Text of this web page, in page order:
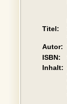
Titel:
Autor:
ISBN:
Inhalt: